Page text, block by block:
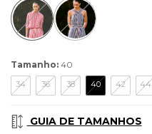
Tamanho: 40
34 36 38 40 42 44
GUIA DE TAMANHOS